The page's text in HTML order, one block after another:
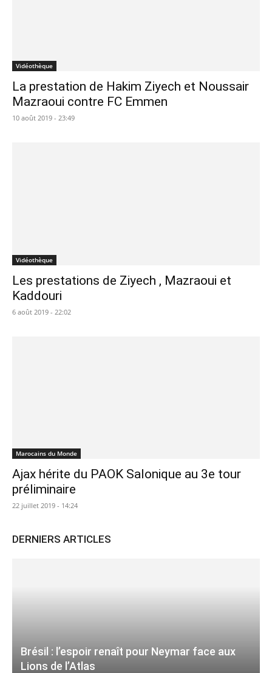
Vidéothèque
La prestation de Hakim Ziyech et Noussair
Mazraoui contre FC Emmen
10 août 2019 - 23:49
Vidéothèque
Les prestations de Ziyech , Mazraoui et
Kaddouri
6 août 2019 - 22:02
Marocains du Monde
Ajax hérite du PAOK Salonique au 3e tour
préliminaire
22 juillet 2019 - 14:24
DERNIERS ARTICLES
Brésil : l’espoir renaît pour Neymar face aux
Lions de l’Atlas